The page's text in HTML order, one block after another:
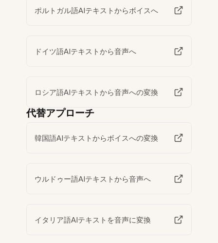
ポルトガル語AIテキストからボイスへ
ドイツ語AIテキストから音声へ
ロシア語AIテキストから音声への変換
代替アプローチ
韓国語AIテキストからボイスへの変換
ウルドゥー語AIテキストから音声へ
イタリア語AIテキストを音声に変換